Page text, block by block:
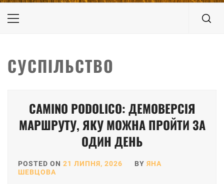
Primary
СУСПІЛЬСТВО
CAMINO PODOLICO: ДЕМОВЕРСІЯ
МАРШРУТУ, ЯКУ МОЖНА ПРОЙТИ ЗА
ОДИН ДЕНЬ
POSTED ON 21 ЛИПНЯ, 2026 BY ЯНА
ШЕВЦОВА
pagination